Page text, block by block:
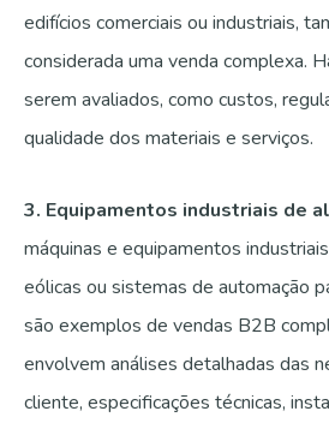
edifícios comerciais ou industriais,
considerada uma venda complexa.
serem avaliados, como custos,
qualidade dos materiais e serviços.
3. Equipamentos industriais de
máquinas e equipamentos
eólicas ou sistemas de automação
são exemplos de vendas B2B
envolvem análises detalhadas das
cliente, especificações técnicas,